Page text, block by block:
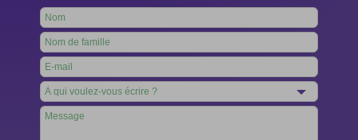
Leave
this
field
blank